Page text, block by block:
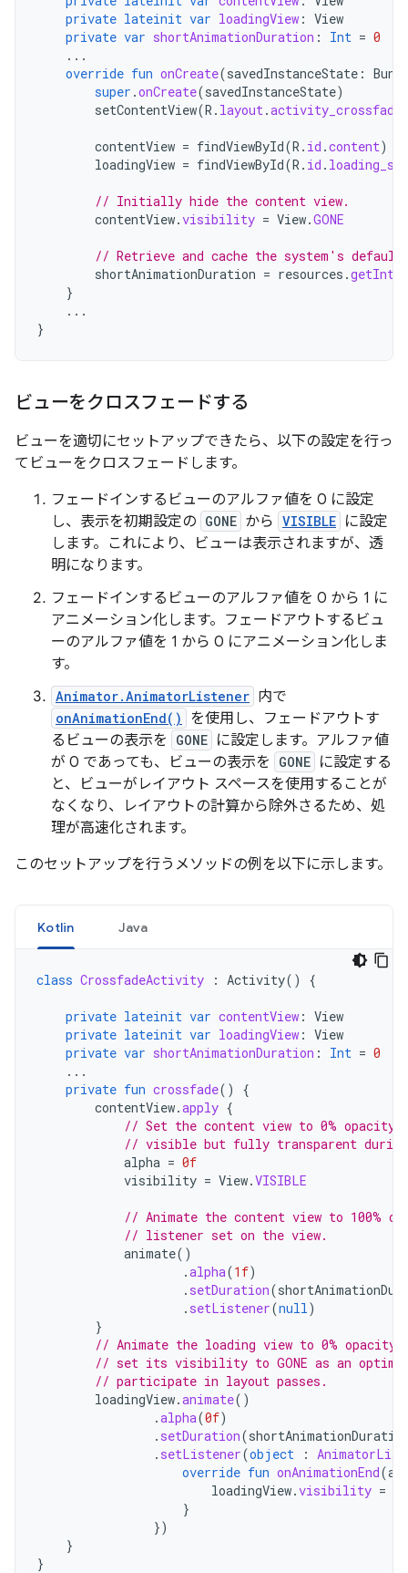
private lateinit var loadingView : View
private var shortAnimationDuration : Int = 0
...
override fun onCreate(savedInstanceState :
super .onCreate(savedInstanceState)
setContentView(R . layout.activity_crossfade
contentView = findViewById(R . id .content)
loadingView = findViewById(R . id .
// Initially hide the content view.
contentView.visibility = View.GONE
// Retrieve and cache the system's
shortAnimationDuration = resources .
}
...
}
ビューをクロスフェードする
ビューを適切にセットアップできたら、以下の設定を行っ
てビューをクロスフェードします。
フェードインするビューのアルファ値を 0 に設定
し、表示を初期設定の GONE から VISIBLE に設定
します。これにより、ビューは表示されますが、透
明になります。
フェードインするビューのアルファ値を 0 から 1 に
アニメーション化します。フェードアウトするビュ
ーのアルファ値を 1 から 0 にアニメーション化しま
す。
Animator.AnimatorListener 内で
onAnimationEnd()
を使用し、フェードアウトす
るビューの表示を
GONE に設定します。アルファ値
が 0 であっても、ビューの表示を
GONE に設定する
と、ビューがレイアウト スペースを使用することが
なくなり、レイアウトの計算から除外さるため、処
理が高速化されます。
このセットアップを行うメソッドの例を以下に示します。
Kotlin Java
class CrossfadeActivity : Activity() {
private lateinit var contentView : View
private lateinit var loadingView : View
private var shortAnimationDuration : Int = 0
...
private fun crossfade()
{
contentView.apply {
// Set the content view to 0%
// visible but fully transparent
alpha = 0f
visibility = View.VISIBLE
// Animate the content view to 100%
// listener set on the view.
animate()
.alpha(1f)
. setDuration(
. setListener(null)
}
// Animate the loading view to 0%
// set its visibility to GONE as an
// participate in layout passes.
loadingView.animate()
.alpha(0f)
. setDuration(
. setListener(object :
override fun onAnimationEnd(
loadingView.visibility =
}
})
}
}